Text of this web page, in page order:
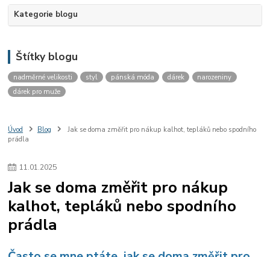
Kategorie blogu
Štítky blogu
nadměrné velikosti styl pánská móda dárek
narozeniny
dárek pro muže
Úvod Blog
Jak se doma změřit pro nákup kalhot, tepláků nebo spodního
prádla
11.01.2025
Jak se doma změřit pro nákup
kalhot, tepláků nebo spodního
prádla